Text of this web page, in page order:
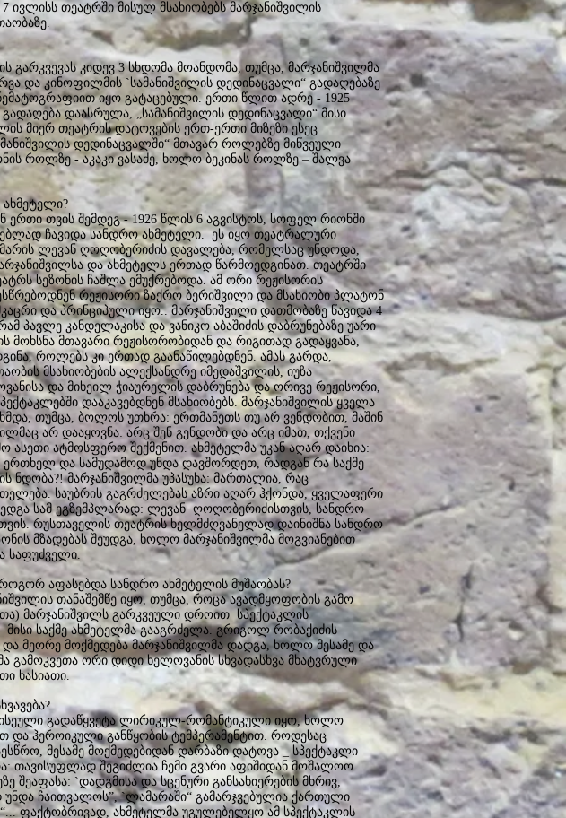
ივლისს თეატრში მისულ მსახიობებს მარჯანიშვილის
კიდევ 3 სხდომა მოანდომა, თუმცა, მარჯანიშვილმა
და კინოფილმის `სამანიშვილის დედინაცვალი“ გადაღებაზე
იყო გატაცებული. ერთი წლით ადრე - 1925
დაასრულა, „სამანიშვილის დედინაცვალი“ მისი
მიერ თეატრის დატოვების ერთ-ერთი მიზეზი ესეც
დედინაცვალში“ მთავარ როლებზე მიწვეული
როლზე - აკაკი ვასაძე, ხოლო ბეკინას როლზე – შალვა
თვის შემდეგ - 1926 წლის 6 აგვისტოს, სოფელ რიონში
ჩავიდა სანდრო ახმეტელი. ეს იყო თეატრალური
ლევან ღოღობერიძის დავალება, რომელსაც უნდოდა,
და ახმეტელს ერთად წარმოედგინათ. თეატრში
სეზონის ჩაშლა ემუქრებოდა. ამ ორი რეჟისორის
რეჟისორი ზაქრო ბერიშვილი და მსახიობი პლატონ
და პრინციპული იყო.. მარჯანიშვილი დათმობაზე წავიდა 4
პავლე კანდელაკისა და ვანიკო აბაშიძის დაბრუნებაზე უარი
მოხსნა მთავარი რეჟისორობიდან და რიგითად გადაყვანა,
როლებს კი ერთად გაანაწილებდნენ. ამას გარდა,
მსახიობების ალექსანდრე იმედაშვილის, იუზა
და მიხეილ ჭიაურელის დაბრუნება და ორივე რეჟისორი,
დააკავებდნენ მსახიობებს. მარჯანიშვილის ყველა
თუმცა, ბოლოს უთხრა: ერთმანეთს თუ არ ვენდობით, მაშინ
არ დააყოვნა: არც შენ გენდობი და არც იმათ, თქვენი
ასეთი ატმოსფერო შექმენით. ახმეტელმა უკან აღარ დაიხია:
ერთხელ და სამუდამოდ უნდა დავშორდეთ, რადგან რა საქმე
ნდობა?! მარჯანიშვილმა უპასუხა: მართალია, რაც
საუბრის გაგრძელებას აზრი აღარ ჰქონდა, ყველაფერი
სამ ეგზემპლარად: ლევან ღოღობერიძისთვის, სანდრო
რუსთაველის თეატრის ხელმძღვანელად დაინიშნა სანდრო
მზადებას შეუდგა, ხოლო მარჯანიშვილმა მოგვიანებით
საფუძველი.
აფასებდა სანდრო ახმეტელის მუშაობას?
თანაშემწე იყო, თუმცა, როცა ავადმყოფობის გამო
მარჯანიშვილს გარკვეული დროით სპექტაკლის
მისი საქმე ახმეტელმა გააგრძელა. გრიგოლ რობაქიძის
მეორე მოქმედება მარჯანიშვილმა დადგა, ხოლო მესამე და
გამოკვეთა ორი დიდი ხელოვანის სხვადასხვა მხატვრული
ხასიათი.
გადაწყვეტა ლირიკულ-რომანტიკული იყო, ხოლო
ჰეროიკული განწყობის ტემპერამენტით. როდესაც
მესამე მოქმედებიდან დარბაზი დატოვა _ სპექტაკლი
თავისუფლად შეგიძლია ჩემი გვარი აფიშიდან მოშალოო.
შეაფასა: `დადგმისა და სცენური განსახიერების მხრივ,
ჩაითვალოს”, `ლამარაში“ გამარჯვებულია ქართული
ფაქტობრივად, ახმეტელმა უგულებელყო ამ სპექტაკლის